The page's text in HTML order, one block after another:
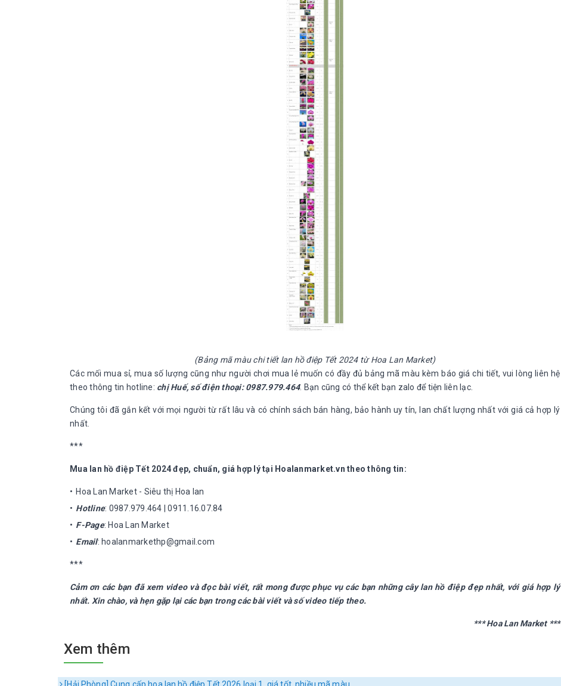
(Bảng mã màu chi tiết lan hồ điệp Tết 2024 từ Hoa Lan Market)
Các mối mua sỉ, mua số lượng cũng như người chơi mua lẻ muốn có đầy đủ bảng mã màu kèm báo giá chi tiết, vui lòng liên hệ
theo thông tin hotline: chị Huế, số điện thoại: 0987.979.464. Bạn cũng có thể kết bạn zalo để tiện liên lạc.
Chúng tôi đã gắn kết với mọi người từ rất lâu và có chính sách bán hàng, bảo hành uy tín, lan chất lượng nhất với giá cả hợp lý
nhất.
***
Mua lan hồ điệp Tết 2024 đẹp, chuẩn, giá hợp lý tại Hoalanmarket.vn theo thông tin:
Hoa Lan Market - Siêu thị Hoa lan
Hotline: 0987.979.464 | 0911.16.07.84
F-Page: Hoa Lan Market
Email: hoalanmarkethp@gmail.com
***
Cảm ơn các bạn đã xem video và đọc bài viết, rất mong được phục vụ các bạn những cây lan hồ điệp đẹp nhất, với giá hợp lý
nhất. Xin chào, và hẹn gặp lại các bạn trong các bài viết và số video tiếp theo.
*** Hoa Lan Market ***
Xem thêm
[Hải Phòng] Cung cấp hoa lan hồ điệp Tết 2026 loại 1, giá tốt, nhiều mã màu